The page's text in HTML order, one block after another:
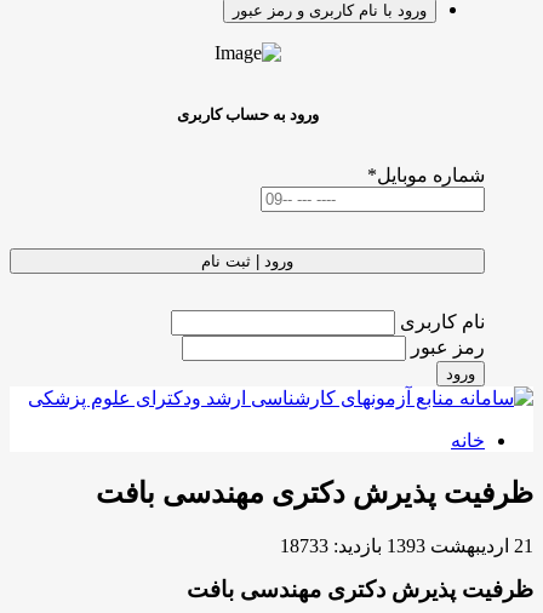
ورود با نام کاربری و رمز عبور
ورود به حساب کاربری
شماره موبایل*
ورود | ثبت نام
نام کاربری
رمز عبور
ورود
خانه
ظرفیت پذیرش دکتری مهندسی بافت
21 ارديبهشت 1393 بازدید: 18733
ظرفیت پذیرش دکتری مهندسی بافت